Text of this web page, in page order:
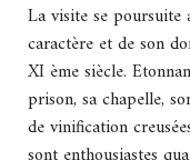
La visite se poursuite
caractère et de son
XI ème siècle.
prison, sa chapelle,
de vinification